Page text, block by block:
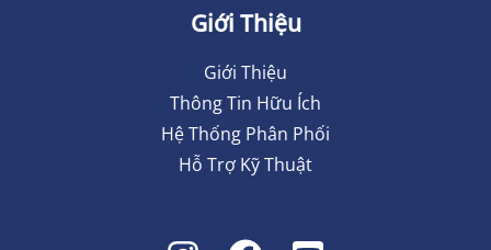
Giới Thiệu
Giới Thiệu
Thông Tin Hữu Ích
Hệ Thống Phân Phối
Hỗ Trợ Kỹ Thuật